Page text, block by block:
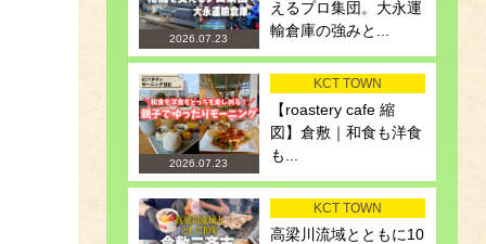
2026.07.23
えるプロ集団。大永運
輸倉庫の強みと...
2026.07.23
KCT TOWN
【roastery cafe 縮
図】倉敷｜和食も洋食
も...
KCT TOWN
高梁川流域とともに10